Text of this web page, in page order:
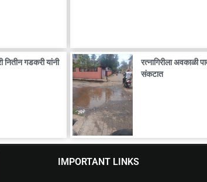
गडकरी यांनी
रत्नागिरीला अवकाळी
संकटात
IMPORTANT LINKS